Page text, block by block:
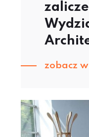
zobacz